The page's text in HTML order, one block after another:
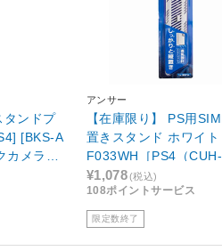
タンドプ
[BKS-A
メラグ
アンサー
【在庫限り】 PS用
置きスタンド ホワイ
F033WH［PS4（CUH-
CUH-2100/CUH-2200
S-PF033WH ホワイト
¥1,078(税込)
108ポイントサービス
限定数終了